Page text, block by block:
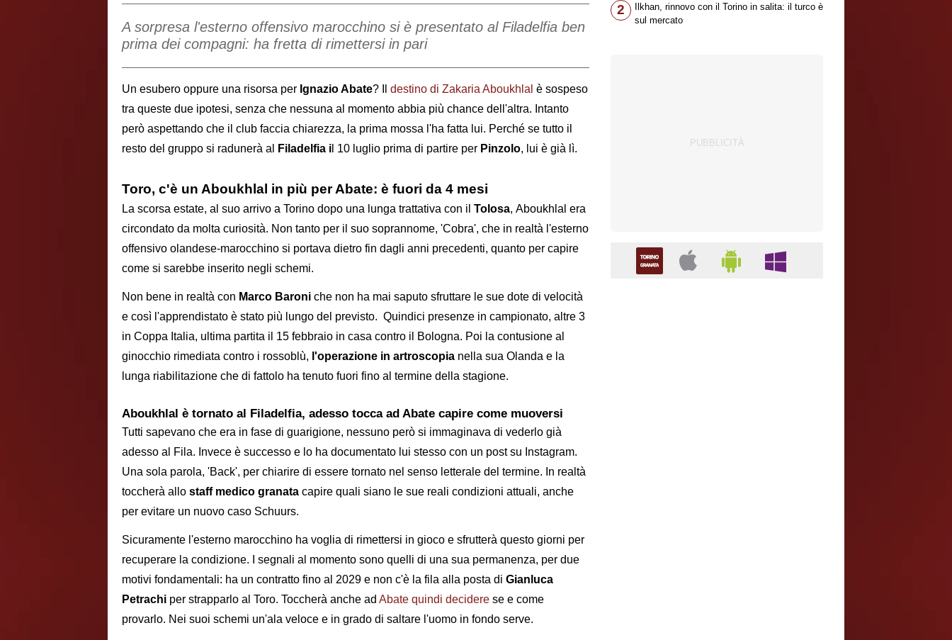
A sorpresa l'esterno offensivo marocchino si è presentato al Filadelfia ben
prima dei compagni: ha fretta di rimettersi in pari
Un esubero oppure una risorsa per Ignazio Abate? Il destino di Zakaria Aboukhlal è sospeso
tra queste due ipotesi, senza che nessuna al momento abbia più chance dell'altra. Intanto
però aspettando che il club faccia chiarezza, la prima mossa l'ha fatta lui. Perché se tutto il
resto del gruppo si radunerà al
Filadelfia i l 10 luglio prima di partire per Pinzolo, lui è già lì.
Toro, c'è un Aboukhlal in più per Abate: è fuori da 4 mesi
La scorsa estate, al suo arrivo a Torino dopo una lunga trattativa con il Tolosa, Aboukhlal era
circondato da molta curiosità. Non tanto per il suo soprannome, 'Cobra', che in realtà l'esterno
offensivo olandese-marocchino si portava dietro fin dagli anni precedenti, quanto per capire
come si sarebbe inserito negli schemi.
Non bene in realtà con Marco Baroni che non ha mai saputo sfruttare le sue dote di velocità
e così l'apprendistato è stato più lungo del previsto. Quindici presenze in campionato, altre 3
in Coppa Italia, ultima partita il 15 febbraio in casa contro il Bologna. Poi la contusione al
ginocchio rimediata contro i rossoblù, l'operazione in artroscopia nella sua Olanda e la
lunga riabilitazione che di fattolo ha tenuto fuori fino al termine della stagione.
Aboukhlal è tornato al Filadelfia, adesso tocca ad Abate capire come muoversi
Tutti sapevano che era in fase di guarigione, nessuno però si immaginava di vederlo già
adesso al Fila. Invece è successo e lo ha documentato lui stesso con un post su Instagram.
Una sola parola, 'Back', per chiarire di essere tornato nel senso letterale del termine. In realtà
toccherà allo staff medico granata capire quali siano le sue reali condizioni attuali, anche
per evitare un nuovo caso Schuurs.
Sicuramente l'esterno marocchino ha voglia di rimettersi in gioco e sfrutterà questo giorni per
recuperare la condizione. I segnali al momento sono quelli di una sua permanenza, per due
motivi fondamentali: ha un contratto fino al 2029 e non c'è la fila alla posta di Gianluca
Petrachi per strapparlo al Toro. Toccherà anche ad Abate quindi decidere se e come
provarlo. Nei suoi schemi un'ala veloce e in grado di saltare l'uomo in fondo serve.
2
Ilkhan, rinnovo con il Torino in salita: il turco è
sul mercato